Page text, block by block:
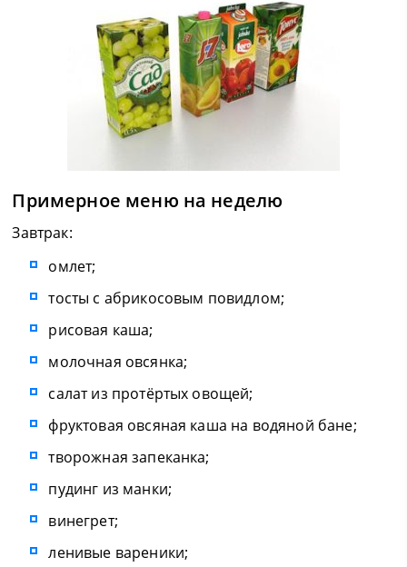
Примерное меню на неделю
Завтрак:
омлет;
тосты с абрикосовым повидлом;
рисовая каша;
молочная овсянка;
салат из протёртых овощей;
фруктовая овсяная каша на водяной бане;
творожная запеканка;
пудинг из манки;
винегрет;
ленивые вареники;